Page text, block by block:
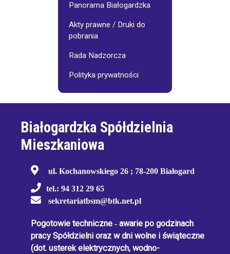
Panorama Białogardzka
Akty prawne / Druki do
pobrania
Rada Nadzorcza
Polityka prywatności
Białogardzka Spółdzielnia
Mieszkaniowa
ul. Kochanowskiego 26 ; 78-200 Białogard
tel.: 94 312 29 65
sekretariatbsm@btk.net.pl
Pogotowie techniczne - awarie po godzinach
pracy Spółdzielni oraz w dni wolne i świąteczne
(dot. usterek elektrycznych, wodno-